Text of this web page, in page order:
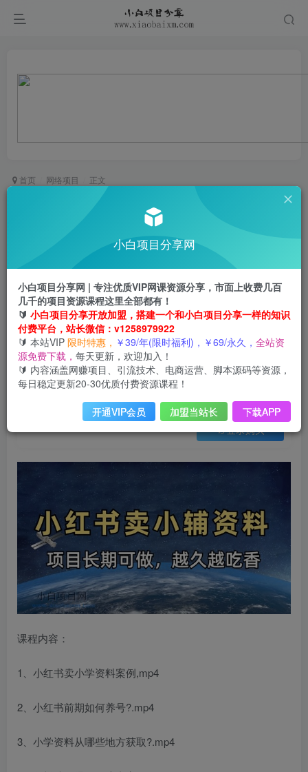
首页 网络项目 正文
小学教辅资料在小红书这样卖，项目长期稳定收
1年前更新
关注
0 582 69
此内容为会员免费，请付费后查看
云币3 限时特惠
云币 99
年VIP免费 终身VIP会员免费
登录购买
会员免费 已售 9
课程内容：
1、小红书卖小学资料案例,mp4
2、小红书前期如何养号?.mp4
3、小学资料从哪些地方获取?.mp4
小白项目分享网
小白项目分享网 | 专注优质VIP网课资源分享，市面上收费几百
几千的项目资源课程这里全部都有！
🔰 小白项目分享开放加盟，搭建一个和小白项目分享一样的知识
付费平台，站长微信：v1258979922
🔰 本站VIP 限时特惠， ￥39/年(限时福利)，￥69/永久， 全站资
源免费下载， 每天更新，欢迎加入！
🔰 内容涵盖网赚项目、引流技术、电商运营、脚本源码等资源，
每日稳定更新20-30优质付费资源课程！
开通VIP会员 加盟当站长 下载APP